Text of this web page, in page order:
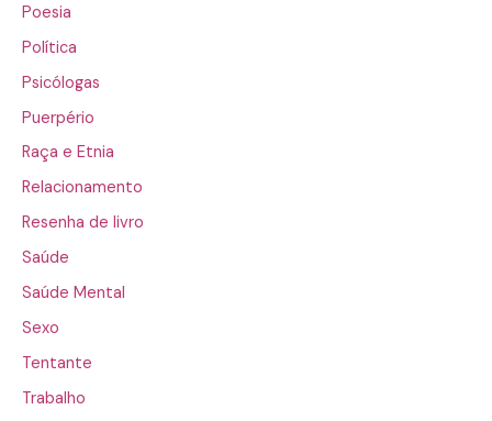
Poesia
Política
Psicólogas
Puerpério
Raça e Etnia
Relacionamento
Resenha de livro
Saúde
Saúde Mental
Sexo
Tentante
Trabalho